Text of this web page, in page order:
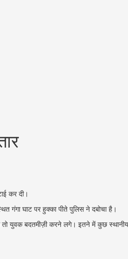
कर दी।
गंगा घाट पर हुक्का पीते पुलिस ने दबोचा है।
युवक बदतमीज़ी करने लगे। इतने में कुछ स्थानीय